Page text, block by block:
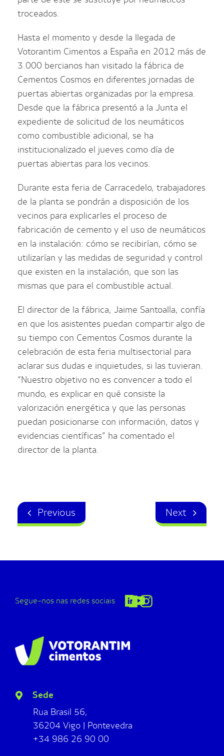
troceados.
Hasta el momento y desde la llegada de
Votorantim Cimentos a España en 2012 más de
3.000 bercianos han visitado la fábrica de
Cementos Cosmos en diferentes jornadas de
puertas abiertas organizadas por la empresa.
Desde que la fábrica presentó a la Junta el
expediente de solicitud de los neumáticos
como combustible adicional, se ha
institucionalizado el jueves como día de
puertas abiertas para los vecinos.
Durante esta feria de Carracedelo, trabajadores
de la planta se pondrán a disposición de los
vecinos para explicarles el proceso de
fabricación de cemento y el uso de neumáticos
en la instalación: cómo se recibirían, cómo se
utilizarían y las medidas de seguridad y control
que existen en la instalación, que son las
mismas que para el combustible actual.
El director de la fábrica, Jaime Santoalla, confía
en que los asistentes puedan compartir algo de
su tiempo con Cementos Cosmos durante la
celebración de esta feria multisectorial para
aclarar sus dudas e inquietudes, si las tuvieran.
“Nuestro objetivo no es convencer a todo el
mundo, es explicar en qué consiste la
valorización energética y que las personas
puedan posicionarse con información, datos y
evidencias científicas” ha comentado el
director de la planta.
Previous Next
Segue-nos nas redes sociais
Sede
Rua Brasil 56,
36204 Vigo | Pontevedra
+34 986 26 90 00